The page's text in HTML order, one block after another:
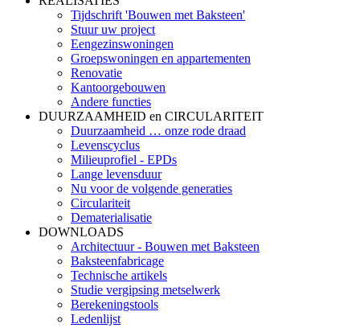
Tijdschrift 'Bouwen met Baksteen'
Stuur uw project
Eengezinswoningen
Groepswoningen en appartementen
Renovatie
Kantoorgebouwen
Andere functies
DUURZAAMHEID en CIRCULARITEIT
Duurzaamheid … onze rode draad
Levenscyclus
Milieuprofiel - EPDs
Lange levensduur
Nu voor de volgende generaties
Circulariteit
Dematerialisatie
DOWNLOADS
Architectuur - Bouwen met Baksteen
Baksteenfabricage
Technische artikels
Studie vergipsing metselwerk
Berekeningstools
Ledenlijst